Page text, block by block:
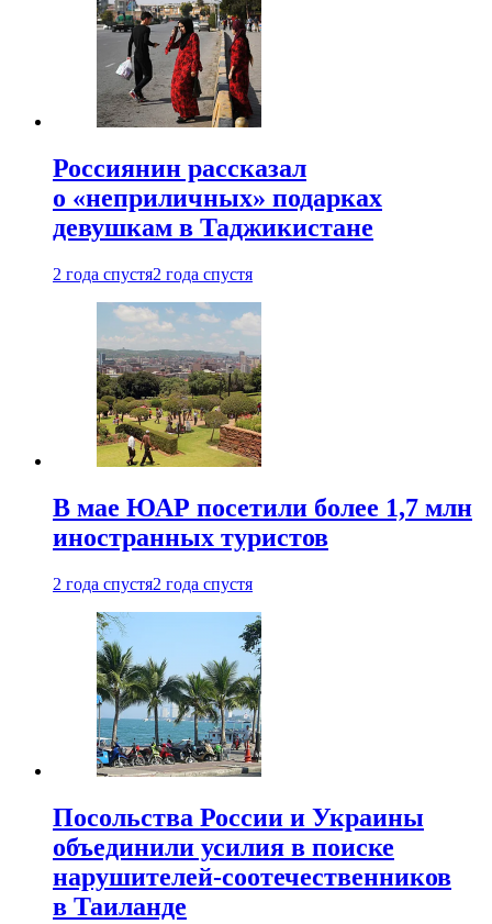
Россиянин рассказал
о «неприличных» подарках
девушкам в Таджикистане
2 года спустя2 года спустя
В мае ЮАР посетили более 1,7 млн
иностранных туристов
2 года спустя2 года спустя
Посольства России и Украины
объединили усилия в поиске
нарушителей-соотечественников
в Таиланде